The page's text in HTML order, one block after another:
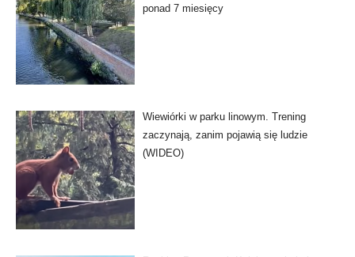
ponad 7 miesięcy
Wiewiórki w parku linowym. Trening
zaczynają, zanim pojawią się ludzie
(WIDEO)